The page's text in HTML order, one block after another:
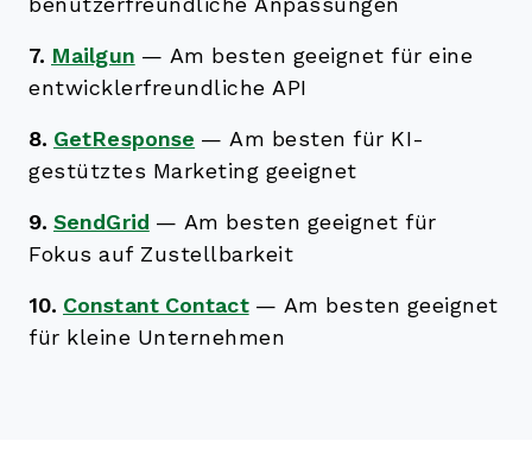
benutzerfreundliche Anpassungen
7. Mailgun — Am besten geeignet für eine
entwicklerfreundliche API
8. GetResponse —Am besten für KI-
gestütztes Marketing geeignet
9. SendGrid — Am besten geeignet für
Fokus auf Zustellbarkeit
10. Constant Contact — Am besten geeignet
für kleine Unternehmen